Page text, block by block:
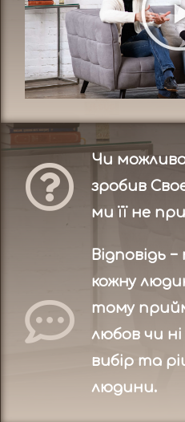
Чи
зробив
ми її не
Відповідь
кожну
тому
любов чи
вибір та
людини.